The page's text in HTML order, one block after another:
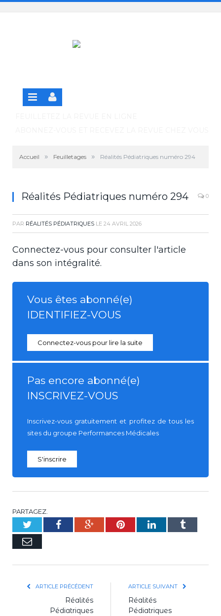
Panneau de gestion des cookies
SE CONNECTER
S'INSCRIRE GRATUITEMENT À LA VERSION EN
Accueil » Feuilletages » Réalités Pédiatriques numéro 294
Réalités Pédiatriques numéro 294 0
PAR RÉALITÉS PÉDIATRIQUES LE 24 AVRIL 2026
Connectez-vous pour consulter l'article
dans son intégralité.
Vous êtes abonné(e)
IDENTIFIEZ-VOUS
Connectez-vous pour lire la suite
Pas encore abonné(e)
INSCRIVEZ-VOUS
Inscrivez-vous gratuitement et profitez de tous les
sites du groupe Performances Médicales
S'inscrire
PARTAGEZ.
TwitterFacebookGoogle+PinterestLinkedInTumblr
E-
ARTICLE PRÉCÉDENT
Réalités
Pédiatriques
ARTICLE SUIVANT
Réalités
Pédiatriques